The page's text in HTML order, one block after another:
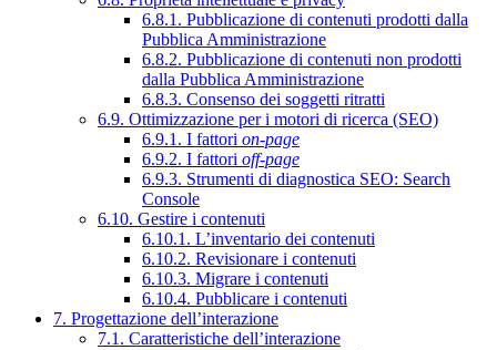
6.8.1. Pubblicazione di contenuti prodotti dalla
Pubblica Amministrazione
6.8.2. Pubblicazione di contenuti non prodotti
dalla Pubblica Amministrazione
6.8.3. Consenso dei soggetti ritratti
6.9. Ottimizzazione per i motori di ricerca (SEO)
6.9.1. I fattori on-page
6.9.2. I fattori off-page
6.9.3. Strumenti di diagnostica SEO: Search
Console
6.10. Gestire i contenuti
6.10.1. L’inventario dei contenuti
6.10.2. Revisionare i contenuti
6.10.3. Migrare i contenuti
6.10.4. Pubblicare i contenuti
7. Progettazione dell’interazione
7.1. Caratteristiche dell’interazione